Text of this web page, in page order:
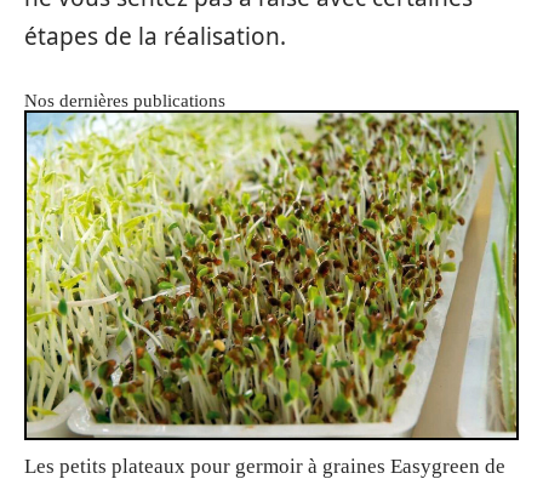
étapes de la réalisation.
Nos dernières publications
Les petits plateaux pour germoir à graines Easygreen de